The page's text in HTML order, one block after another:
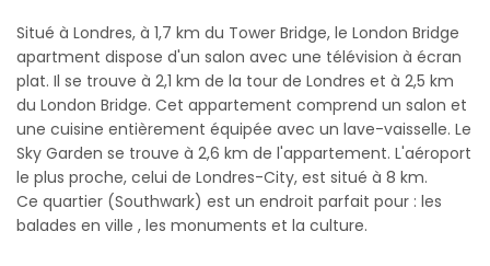
Situé à Londres, à 1,7 km du Tower Bridge, le London Bridge
apartment dispose d'un salon avec une télévision à écran
plat. Il se trouve à 2,1 km de la tour de Londres et à 2,5 km
du London Bridge. Cet appartement comprend un salon et
une cuisine entièrement équipée avec un lave-vaisselle. Le
Sky Garden se trouve à 2,6 km de l'appartement. L'aéroport
le plus proche, celui de Londres-City, est situé à 8 km.
Ce quartier (Southwark) est un endroit parfait pour : les
balades en ville , les monuments et la culture.